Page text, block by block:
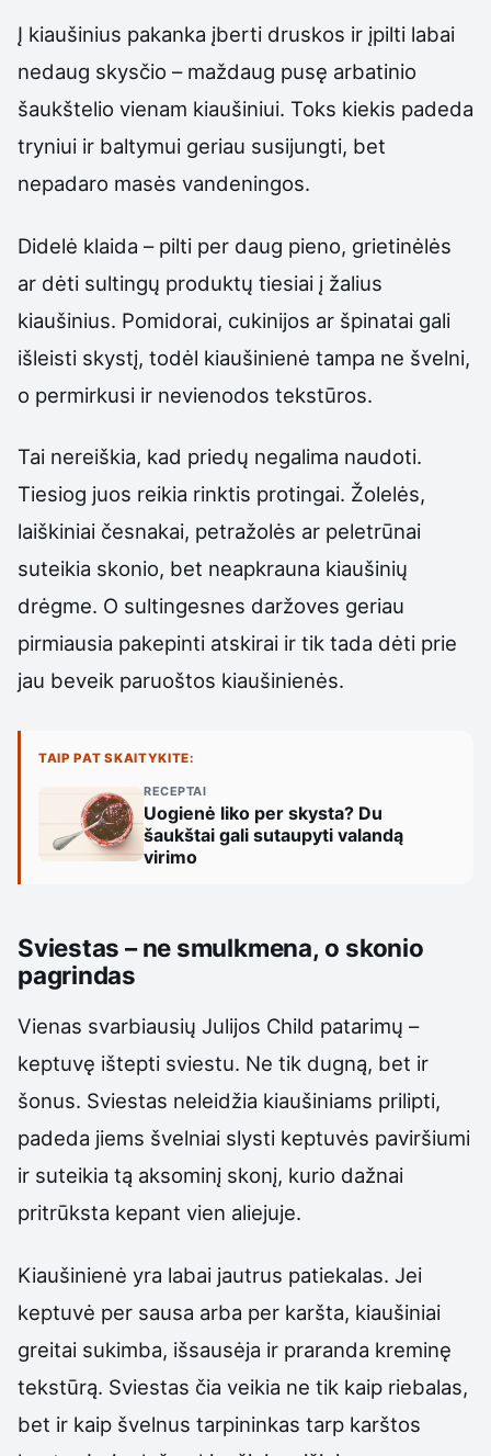
Į kiaušinius pakanka įberti druskos ir įpilti labai
nedaug skysčio – maždaug pusę arbatinio
šaukštelio vienam kiaušiniui. Toks kiekis padeda
tryniui ir baltymui geriau susijungti, bet
nepadaro masės vandeningos.
Didelė klaida – pilti per daug pieno, grietinėlės
ar dėti sultingų produktų tiesiai į žalius
kiaušinius. Pomidorai, cukinijos ar špinatai gali
išleisti skystį, todėl kiaušinienė tampa ne švelni,
o permirkusi ir nevienodos tekstūros.
Tai nereiškia, kad priedų negalima naudoti.
Tiesiog juos reikia rinktis protingai. Žolelės,
laiškiniai česnakai, petražolės ar peletrūnai
suteikia skonio, bet neapkrauna kiaušinių
drėgme. O sultingesnes daržoves geriau
pirmiausia pakepinti atskirai ir tik tada dėti prie
jau beveik paruoštos kiaušinienės.
TAIP PAT SKAITYKITE:
RECEPTAI
Uogienė liko per skysta? Du
šaukštai gali sutaupyti valandą
virimo
Sviestas – ne smulkmena, o skonio
pagrindas
Vienas svarbiausių Julijos Child patarimų –
keptuvę ištepti sviestu. Ne tik dugną, bet ir
šonus. Sviestas neleidžia kiaušiniams prilipti,
padeda jiems švelniai slysti keptuvės paviršiumi
ir suteikia tą aksominį skonį, kurio dažnai
pritrūksta kepant vien aliejuje.
Kiaušinienė yra labai jautrus patiekalas. Jei
keptuvė per sausa arba per karšta, kiaušiniai
greitai sukimba, išsausėja ir praranda kreminę
tekstūrą. Sviestas čia veikia ne tik kaip riebalas,
bet ir kaip švelnus tarpininkas tarp karštos